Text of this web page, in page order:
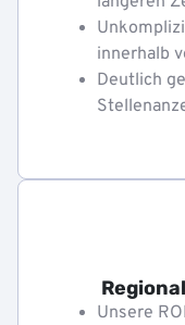
innerhalb
Deutlich
Unsere